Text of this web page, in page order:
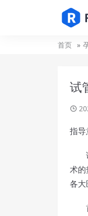
首页
试
指导
试
术
各大
首